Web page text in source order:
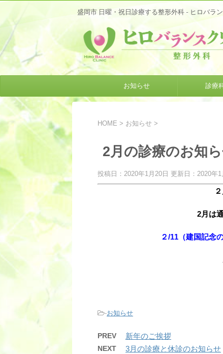
盛岡市 日曜・祝日診療する整形外科 - ヒロバラ
お知らせ 診療
HOME > お知らせ >
2月の診療のお知
投稿日：2020年1月20日 更新日： 2020年1
2月は
２/11（建国記念
-お知らせ
PREV 新年のご挨拶
NEXT 3月の診療と休診のお知らせ